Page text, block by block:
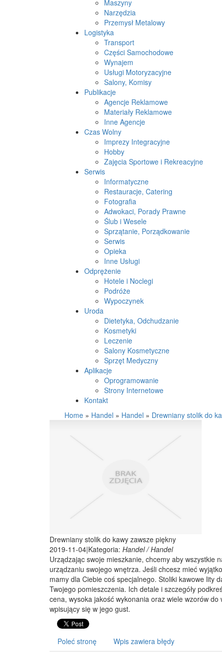
Maszyny
Narzędzia
Przemysł Metalowy
Logistyka
Transport
Części Samochodowe
Wynajem
Usługi Motoryzacyjne
Salony, Komisy
Publikacje
Agencje Reklamowe
Materiały Reklamowe
Inne Agencje
Czas Wolny
Imprezy Integracyjne
Hobby
Zajęcia Sportowe i Rekreacyjne
Serwis
Informatyczne
Restauracje, Catering
Fotografia
Adwokaci, Porady Prawne
Ślub i Wesele
Sprzątanie, Porządkowanie
Serwis
Opieka
Inne Usługi
Odprężenie
Hotele i Noclegi
Podróże
Wypoczynek
Uroda
Dietetyka, Odchudzanie
Kosmetyki
Leczenie
Salony Kosmetyczne
Sprzęt Medyczny
Aplikacje
Oprogramowanie
Strony Internetowe
Kontakt
Home » Handel » Handel » Drewniany stolik do
Drewniany stolik do kawy zawsze piękny
2019-11-04|Kategoria: Handel / Handel
Urządzając swoje mieszkanie, chcemy aby wszystkie
urządzaniu swojego wnętrza. Jeśli chcesz mieć
mamy dla Ciebie coś specjalnego. Stoliki kawowe lity
Twojego pomieszczenia. Ich detale i szczegóły
cena, wysoka jakość wykonania oraz wiele wzorów
wpisujący się w jego gust.
Poleć stronę Wpis zawiera błędy